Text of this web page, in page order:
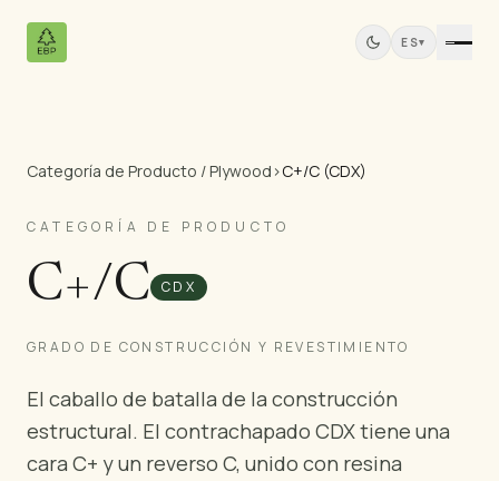
ES▾
Productos
Todos los Productos
Paneles de Madera Maciza
Madera Aserrada
Puertas
Molduras
Paneles de Teca
Categoría de Producto / Plywood ›C+/C (CDX)
CATEGORÍA DE PRODUCTO
C+/C CDX
GRADO DE CONSTRUCCIÓN Y REVESTIMIENTO
El caballo de batalla de la construcción
estructural. El contrachapado CDX tiene una
cara C+ y un reverso C, unido con resina